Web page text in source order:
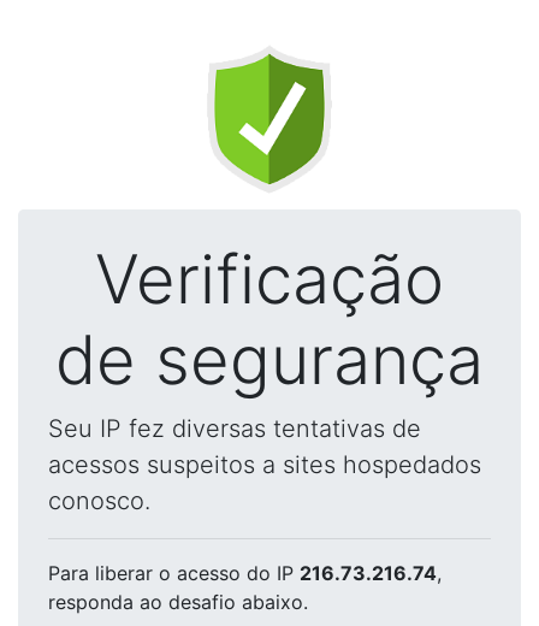
Verificação
de segurança
Seu IP fez diversas tentativas de
acessos suspeitos a sites hospedados
conosco.
Para liberar o acesso do IP 216.73.216.74,
responda ao desafio abaixo.